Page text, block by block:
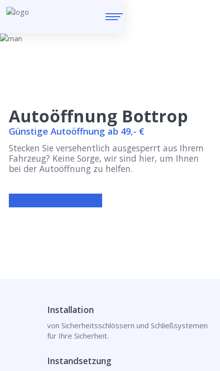
Autoöffnung Bottrop
Günstige Autoöffnung ab 49,- €
Stecken Sie versehentlich ausgesperrt aus Ihrem
Fahrzeug? Keine Sorge, wir sind hier, um Ihnen
bei der Autoöffnung zu helfen.
Installation
von Sicherheitsschlössern und Schließsystemen
für Ihre Sicherheit.
Instandsetzung